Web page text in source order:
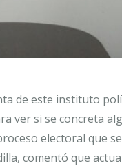
de este instituto
ver si se concreta
electoral que
comentó que